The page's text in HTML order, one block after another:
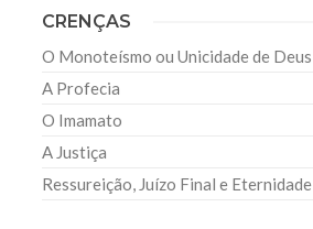
CRENÇAS
O Monoteísmo ou Unicidade de Deus
A Profecia
O Imamato
A Justiça
Ressureição, Juízo Final e Eternidade